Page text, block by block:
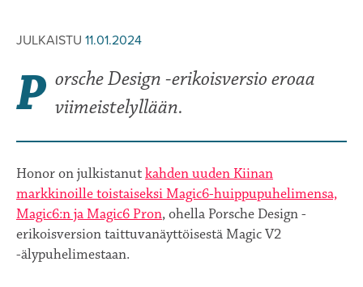
JULKAISTU 11.01.2024
P orsche Design -erikoisversio eroaa
viimeistelyllään.
Honor on julkistanutkahden uuden Kiinan
markkinoille toistaiseksi Magic6-huippupuhelimensa,
Magic6:n ja Magic6 Pron, ohella Porsche Design -
erikoisversion taittuvanäyttöisestä Magic V2
-älypuhelimestaan.